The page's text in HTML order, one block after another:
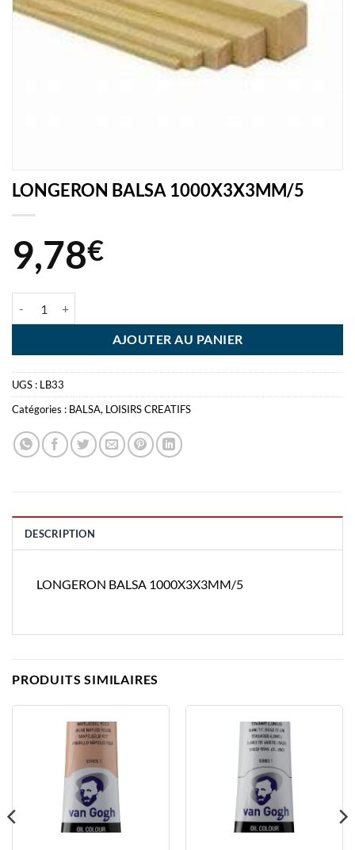
LONGERON BALSA 1000X3X3MM/5
9,78€
AJOUTER AU PANIER
UGS : LB33
Catégories : BALSA, LOISIRS CREATIFS
DESCRIPTION
LONGERON BALSA 1000X3X3MM/5
PRODUITS SIMILAIRES